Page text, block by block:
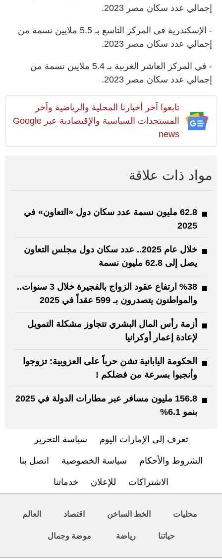
إجمالي عدد سكان مصر 2023.
- الإسكندرية في المركز التاسع بـ 5.5 ملايين نسمة من
إجمالي عدد سكان مصر 2023.
- في المركز العاشر الغربية بـ 5.4 ملايين نسمة من
إجمالي عدد سكان مصر 2023.
تابعوا آخر أخبارنا المحلية والرياضية وآخر
المستجدات السياسية والإقتصادية عبر Google
news
مواد ذات علاقة
62.8 مليون نسمة عدد سكان دول «التعاون» في
2025
خلال عام 2025.. عدد سكان دول مجلس التعاون
يصل إلى 62.8 مليون نسمة
%38 ارتفاع عقود الزواج بالفجيرة خلال 3 سنوات..
والمواطنون يتصدرون بـ 599 عقداً في 2025
أزمة رأس المال البشري تتجاوز مشكلة التمويل
لإعادة إعمار أوكرانيا
الحكومة اليابانية تشن حرباً على العزوبية: تزوجوا
وأنجبوا بسرعة من فضلكم !
156.8 مليون مسافر عبر مطارات الدولة في 2025
بنمو 6.1%
تعرف إلى الإمارات اليوم سياسة التحرير
الشروط والأحكام سياسة الخصوصية اتصل بنا
الاشتراكات للإعلان خدماتنا
محليات الخط الساخن اقتصاد العالم
حياتنا رياضة موضة وجمال